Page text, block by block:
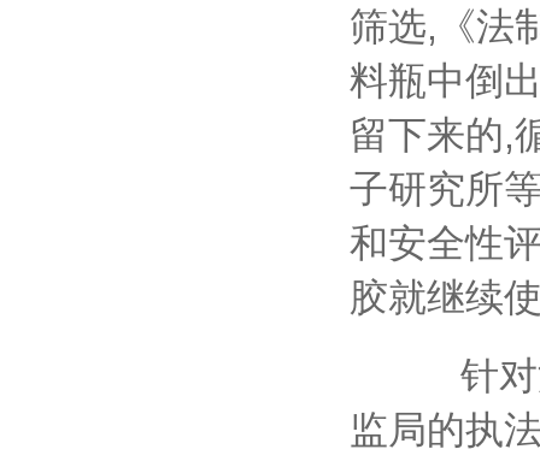
筛选,《法
料瓶中倒
留下来的,
子研究所
和安全性
胶就继续
针对澄
监局的执